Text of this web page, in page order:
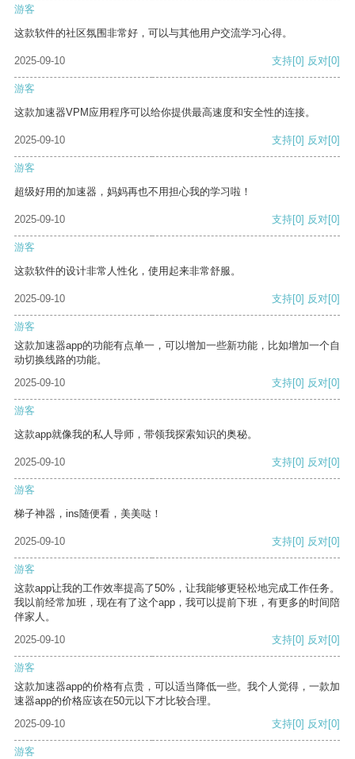
游客
这款软件的社区氛围非常好，可以与其他用户交流学习心得。
2025-09-10 支持[0] 反对[0]
游客
这款加速器VPM应用程序可以给你提供最高速度和安全性的连接。
2025-09-10 支持[0] 反对[0]
游客
超级好用的加速器，妈妈再也不用担心我的学习啦！
2025-09-10 支持[0] 反对[0]
游客
这款软件的设计非常人性化，使用起来非常舒服。
2025-09-10 支持[0] 反对[0]
游客
这款加速器app的功能有点单一，可以增加一些新功能，比如增加一个自
动切换线路的功能。
2025-09-10
支持[0] 反对[0]
游客
这款app就像我的私人导师，带领我探索知识的奥秘。
2025-09-10 支持[0] 反对[0]
游客
梯子神器，ins随便看，美美哒！
2025-09-10 支持[0] 反对[0]
游客
这款app让我的工作效率提高了50%，让我能够更轻松地完成工作任务。
我以前经常加班，现在有了这个app，我可以提前下班，有更多的时间陪
伴家人。
2025-09-10
支持[0] 反对[0]
游客
这款加速器app的价格有点贵，可以适当降低一些。我个人觉得，一款加
速器app的价格应该在50元以下才比较合理。
2025-09-10
支持[0] 反对[0]
游客